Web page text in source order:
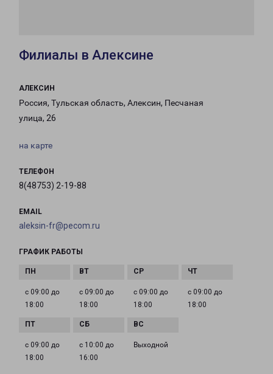
Филиалы в Алексине
АЛЕКСИН
Россия, Тульская область, Алексин, Песчаная
улица, 26
на карте
ТЕЛЕФОН
8(48753) 2-19-88
EMAIL
aleksin-fr@pecom.ru
ГРАФИК РАБОТЫ
с 09:00 до
18:00
с 09:00 до
18:00
с 09:00 до
18:00
с 09:00 до
18:00
с 09:00 до
18:00
с 10:00 до
16:00
Выходной